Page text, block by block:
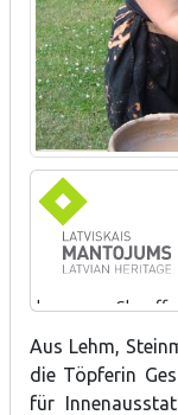
her wares. She
attend the opening
products.
Aus Lehm,
die Töpferin
für